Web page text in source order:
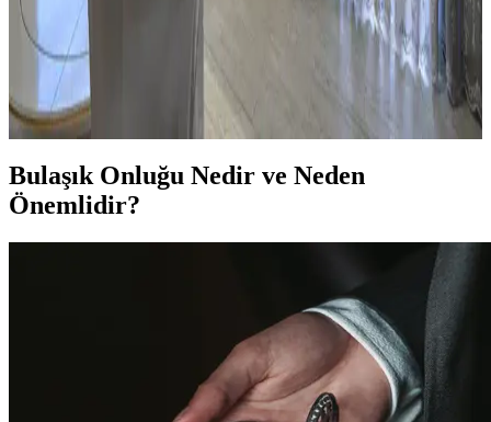
Perde ile Jaluzi Seçenekleri
Mutfak pencereleri için perde ve jaluzi seçiminde mevcut pencere
durumu, kullanım alışkanlıkları ve dekorasyon tarzı önemlidir.
Roman storlar, bambu jaluziler ve dekoratif filmler estetik ve
fonksiyonel çözümler sunar.
Bulaşık Onluğu Nedir ve Neden
Önemlidir?